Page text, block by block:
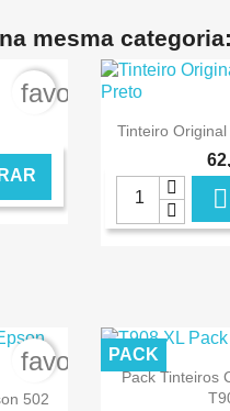
mesma categoria:
favorite_border

Tinteiro

502
favorite_border 
Pack Tinteiros
PACK